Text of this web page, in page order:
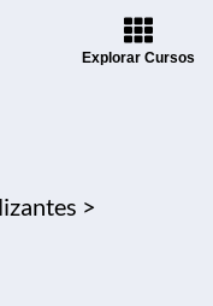
Explorar Cursos
>